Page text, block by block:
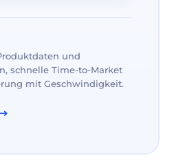
und
schnelle Time-to-Market
mit Geschwindigkeit.